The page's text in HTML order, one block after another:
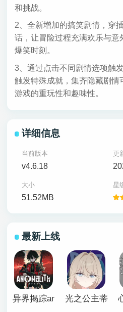
和挑战。
2、全新增加的搞笑剧情，穿
话，让冒险过程充满欢乐与意
爆笑时刻。
3、通过点击不同剧情选项触
触发特殊成就，集齐隐藏剧情
游戏的重玩性和趣味性。
详细信息
当前版本
v4.6.18
更
大小
51.52MB
星
最新上线
异界揭踪anomalith光之公主蒂亚